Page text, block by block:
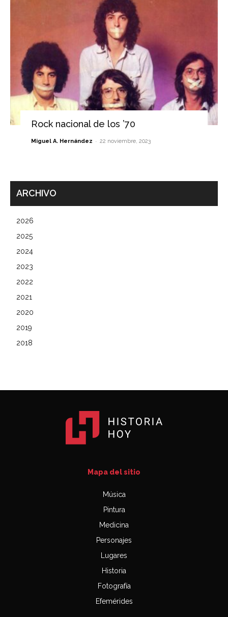
Rock nacional de los ’70
Miguel A. Hernández - 22 noviembre, 2023
ARCHIVO
2026
2025
2024
2023
2022
2021
2020
2019
2018
Mapa del sitio
Música
Pintura
Medicina
Personajes
Lugares
Historia
Fotografía
Efemérides